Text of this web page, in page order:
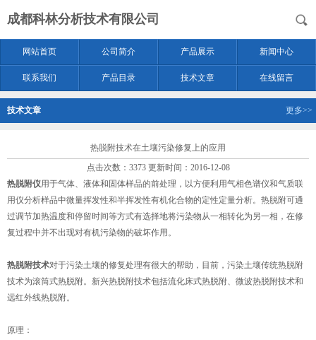
成都科林分析技术有限公司
网站首页 公司简介 产品展示 新闻中心
联系我们 产品目录 技术文章 在线留言
技术文章 更多>>
热脱附技术在土壤污染修复上的应用
点击次数：3373 更新时间：2016-12-08
热脱附仪用于气体、液体和固体样品的前处理，以方便利用气相色谱仪和气质联
用仪分析样品中微量挥发性和半挥发性有机化合物的定性定量分析。热脱附可通
过调节加热温度和停留时间等方式有选择地将污染物从一相转化为另一相，在修
复过程中并不出现对有机污染物的破坏作用。
热脱附技术对于污染土壤的修复处理有很大的帮助，目前，污染土壤传统热脱附
技术为滚筒式热脱附。新兴热脱附技术包括流化床式热脱附、微波热脱附技术和
远红外线热脱附。
原理：